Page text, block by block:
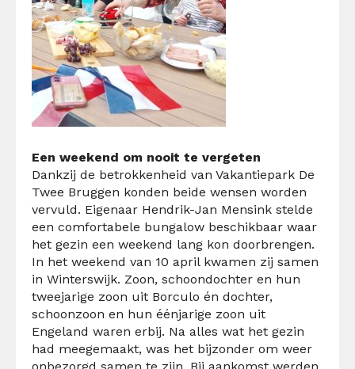
Een weekend om nooit te vergeten
Dankzij de betrokkenheid van Vakantiepark De
Twee Bruggen konden beide wensen worden
vervuld. Eigenaar Hendrik-Jan Mensink stelde
een comfortabele bungalow beschikbaar waar
het gezin een weekend lang kon doorbrengen.
In het weekend van 10 april kwamen zij samen
in Winterswijk. Zoon, schoondochter en hun
tweejarige zoon uit Borculo én dochter,
schoonzoon en hun éénjarige zoon uit
Engeland waren erbij. Na alles wat het gezin
had meegemaakt, was het bijzonder om weer